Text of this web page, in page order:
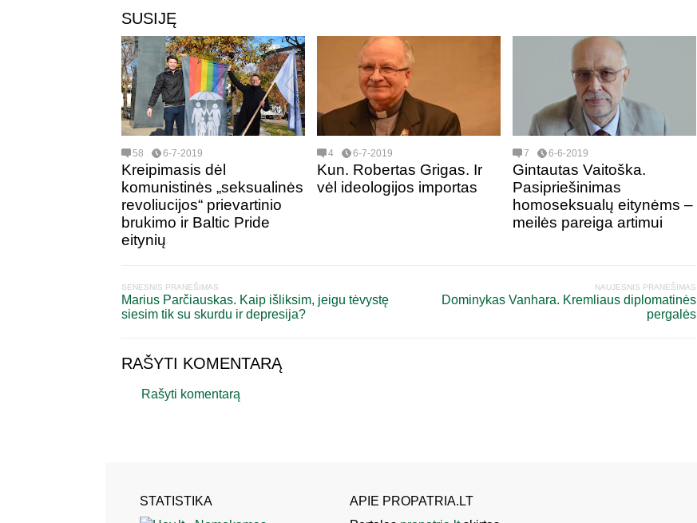
SUSIJĘ
58 6-7-2019
Kreipimasis dėl
komunistinės „seksualinės
revoliucijos“ prievartinio
brukimo ir Baltic Pride
eitynių
4 6-7-2019
Kun. Robertas Grigas. Ir
vėl ideologijos importas
7 6-6-2019
Gintautas Vaitoška.
Pasipriešinimas
homoseksualų eitynėms –
meilės pareiga artimui
SENESNIS PRANEŠIMAS
Marius Parčiauskas. Kaip išliksim, jeigu tėvystę
siesim tik su skurdu ir depresija?
NAUJESNIS PRANEŠIMAS
Dominykas Vanhara. Kremliaus diplomatinės
pergalės
RAŠYTI KOMENTARĄ
Rašyti komentarą
STATISTIKA
APIE PROPATRIA.LT